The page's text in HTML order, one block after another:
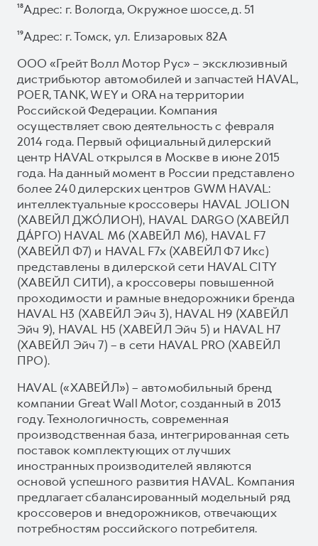
¹⁸Адрес: г. Вологда, Окружное шоссе, д. 51
¹⁹Адрес: г. Томск, ул. Елизаровых 82А
ООО «Грейт Волл Мотор Рус» – эксклюзивный
дистрибьютор автомобилей и запчастей HAVAL,
POER, TANK, WEY и ORA на территории
Российской Федерации. Компания
осуществляет свою деятельность с февраля
2014 года. Первый официальный дилерский
центр HAVAL открылся в Москве в июне 2015
года. На данный момент в России представлено
более 240 дилерских центров GWM HAVAL:
интеллектуальные кроссоверы HAVAL JOLION
(ХАВЕЙЛ ДЖО́ЛИОН), HAVAL DARGO (ХАВЕЙЛ
ДА́РГО) HAVAL М6 (ХАВЕЙЛ M6), HAVAL F7
(ХАВЕЙЛ Ф7) и HAVAL F7x (ХАВЕЙЛ Ф7 Икс)
представлены в дилерской сети HAVAL CITY
(ХАВЕЙЛ СИТИ), а кроссоверы повышенной
проходимости и рамные внедорожники бренда
HAVAL H3 (ХАВЕЙЛ Эйч 3), HAVAL H9 (ХАВЕЙЛ
Эйч 9), HAVAL H5 (ХАВЕЙЛ Эйч 5) и HAVAL H7
(ХАВЕЙЛ Эйч 7) – в сети HAVAL PRO (ХАВЕЙЛ
ПРО).
HAVAL («ХАВЕЙЛ») – автомобильный бренд
компании Great Wall Motor, созданный в 2013
году. Технологичность, современная
производственная база, интегрированная сеть
поставок комплектующих от лучших
иностранных производителей являются
основой успешного развития HAVAL. Компания
предлагает сбалансированный модельный ряд
кроссоверов и внедорожников, отвечающих
потребностям российского потребителя.